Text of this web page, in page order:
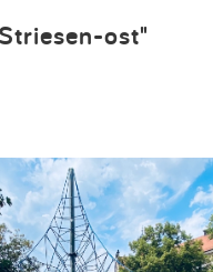
ost"